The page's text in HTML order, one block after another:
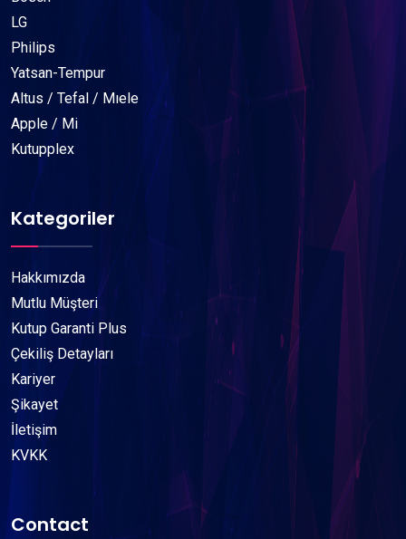
LG
Philips
Yatsan-Tempur
Altus / Tefal / Mıele
Apple / Mi
Kutupplex
Kategoriler
Hakkımızda
Mutlu Müşteri
Kutup Garanti Plus
Çekiliş Detayları
Kariyer
Şikayet
İletişim
KVKK
Contact